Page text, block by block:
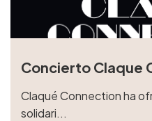
Concierto Claque
Claqué Connection ha ofrecido un
solidari...